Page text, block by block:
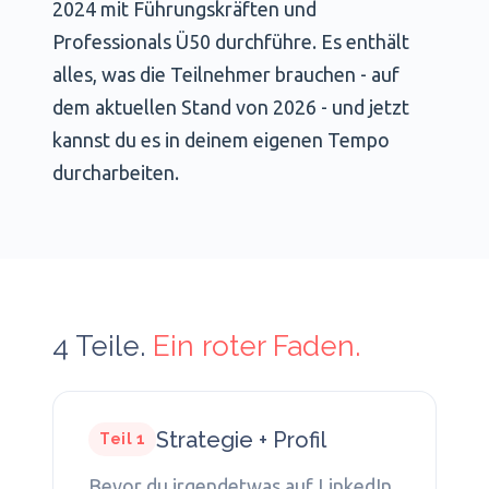
2024 mit Führungskräften und
Professionals Ü50 durchführe. Es enthält
alles, was die Teilnehmer brauchen - auf
dem aktuellen Stand von 2026 - und jetzt
kannst du es in deinem eigenen Tempo
durcharbeiten.
4 Teile. Ein roter Faden.
Teil 1 Strategie + Profil